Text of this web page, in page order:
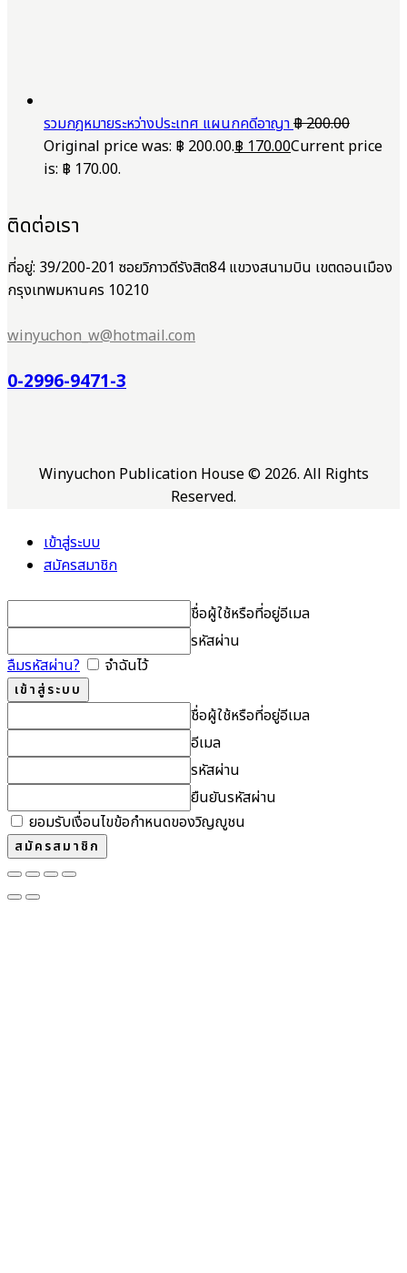
รวมกฎหมายระหว่างประเทศ แผนกคดีอาญา฿200.00
Original price was: ฿ 200.00.฿170.00Current price
is: ฿ 170.00.
ติดต่อเรา
ที่อยู่: 39/200-201 ซอยวิภาวดีรังสิต84 แขวงสนามบิน เขตดอนเมือง
กรุงเทพมหานคร 10210
winyuchon_w@hotmail.com
0-2996-9471-3
Winyuchon Publication House © 2026. All Rights
Reserved.
เข้าสู่ระบบ
สมัครสมาชิก
ชื่อผู้ใช้หรือที่อยู่อีเมล
รหัสผ่าน
ลืมรหัสผ่าน?
จำฉันไว้
ชื่อผู้ใช้หรือที่อยู่อีเมล
อีเมล
รหัสผ่าน
ยืนยันรหัสผ่าน
ยอมรับเงื่อนไขข้อกำหนดของวิญญูชน